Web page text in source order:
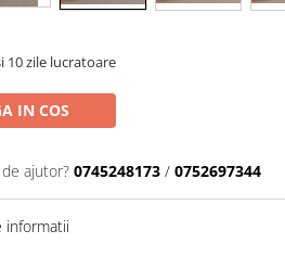
10 zile lucratoare
IN COS
ajutor? 0745248173 / 0752697344
informatii